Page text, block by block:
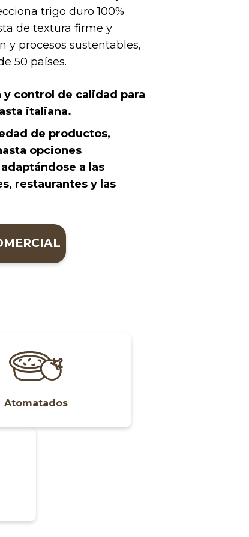
trigo duro 100%
de textura firme y
y procesos sustentables,
50 países.
control de calidad para
italiana.
de productos,
opciones
a las
restaurantes y las
Atomatados